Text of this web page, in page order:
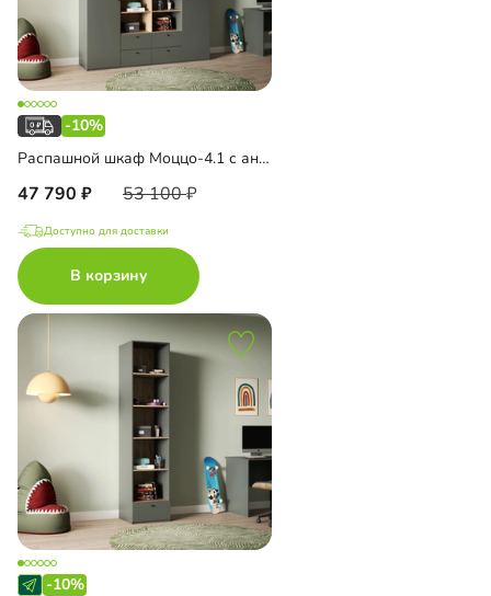
-10%
Распашной шкаф Моццо-4.1 с антресолью
47 790 53 100
Доступно для доставки
В корзину
-10%